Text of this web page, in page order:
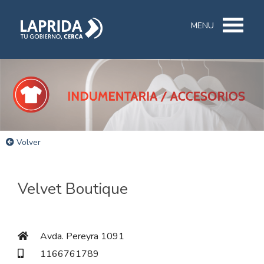
MENU
Volver
Velvet Boutique
Avda. Pereyra 1091
1166761789